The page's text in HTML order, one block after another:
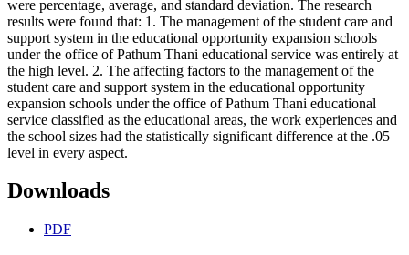
were percentage, average, and standard deviation. The research
results were found that: 1. The management of the student care and
support system in the educational opportunity expansion schools
under the office of Pathum Thani educational service was entirely at
the high level. 2. The affecting factors to the management of the
student care and support system in the educational opportunity
expansion schools under the office of Pathum Thani educational
service classified as the educational areas, the work experiences and
the school sizes had the statistically significant difference at the .05
level in every aspect.
Downloads
PDF